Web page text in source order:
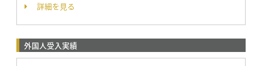
詳細を見る
外国人受入実績